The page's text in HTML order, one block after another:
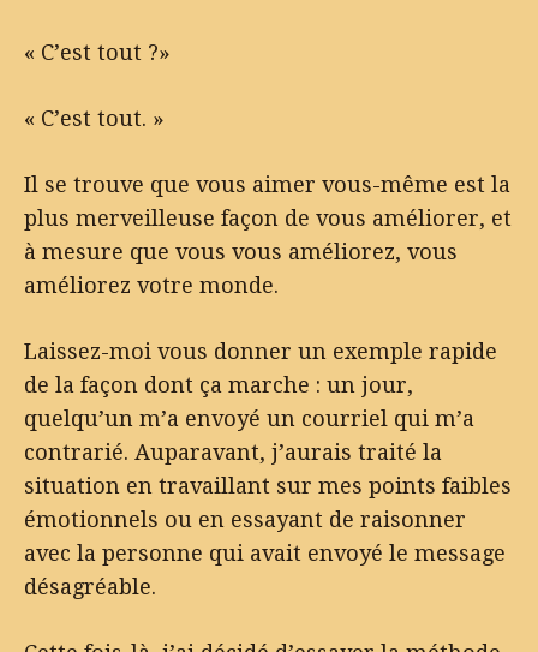
« C’est tout ?»
« C’est tout. »
Il se trouve que vous aimer vous-même est la
plus merveilleuse façon de vous améliorer, et
à mesure que vous vous améliorez, vous
améliorez votre monde.
Laissez-moi vous donner un exemple rapide
de la façon dont ça marche : un jour,
quelqu’un m’a envoyé un courriel qui m’a
contrarié. Auparavant, j’aurais traité la
situation en travaillant sur mes points faibles
émotionnels ou en essayant de raisonner
avec la personne qui avait envoyé le message
désagréable.